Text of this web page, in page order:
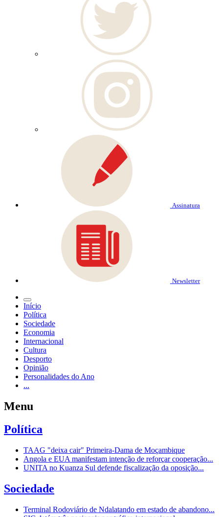
Assinatura
Newsletter
Início
Política
Sociedade
Economia
Internacional
Cultura
Desporto
Opinião
Personalidades do Ano
...
Menu
Política
TAAG "deixa cair" Primeira-Dama de Moçambique
Angola e EUA manifestam intenção de reforçar cooperação...
UNITA no Kuanza Sul defende fiscalização da oposição...
Sociedade
Terminal Rodoviário de Ndalatando em estado de abandono...